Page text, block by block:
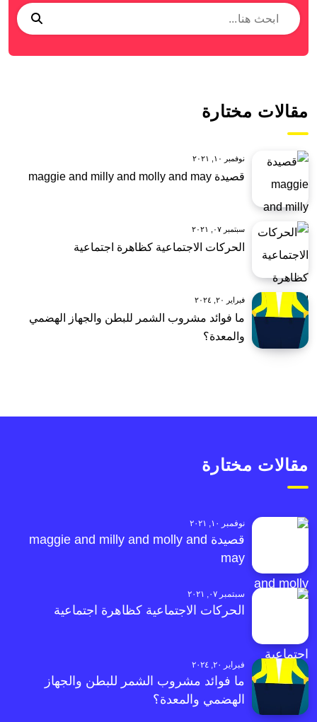
مقالات مختارة
نوفمبر ١٠, ٢٠٢١
قصيدة maggie and milly and molly and may
سبتمبر ٠٧, ٢٠٢١
الحركات الاجتماعية كظاهرة اجتماعية
فبراير ٢٠, ٢٠٢٤
ما فوائد مشروب الشمر للبطن والجهاز الهضمي
والمعدة؟
مقالات مختارة
نوفمبر ١٠, ٢٠٢١
قصيدة maggie and milly and molly and
may
سبتمبر ٠٧, ٢٠٢١
الحركات الاجتماعية كظاهرة اجتماعية
فبراير ٢٠, ٢٠٢٤
ما فوائد مشروب الشمر للبطن والجهاز
الهضمي والمعدة؟